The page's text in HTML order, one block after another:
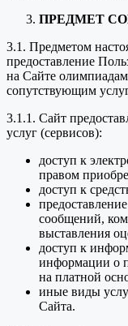
ПРЕДМЕТ
3.1. Предметом
предоставление
на Сайте
сопутствующим
3.1.1. Сайт
услуг (сервисов):
доступ к
правом
доступ к
сообщений,
выставления
доступ к
информации о
на платной
иные виды
Сайта.